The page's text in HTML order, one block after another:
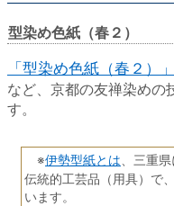
型染め色紙（春２）
「型染め色紙（春２）」
など、京都の友禅染めの
す。
※伊勢型紙とは 、三重
伝統的工芸品（用具）で、
います。